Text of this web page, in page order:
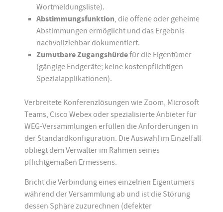
Wortmeldungsliste).
Abstimmungsfunktion , die offene oder geheime
Abstimmungen ermöglicht und das Ergebnis
nachvollziehbar dokumentiert.
Zumutbare Zugangshürdefür die Eigentümer
(gängige Endgeräte; keine kostenpflichtigen
Spezialapplikationen).
Verbreitete Konferenzlösungen wie Zoom, Microsoft
Teams, Cisco Webex oder spezialisierte Anbieter für
WEG-Versammlungen erfüllen die Anforderungen in
der Standardkonfiguration. Die Auswahl im Einzelfall
obliegt dem Verwalter im Rahmen seines
pflichtgemäßen Ermessens.
Bricht die Verbindung eines einzelnen Eigentümers
während der Versammlung ab und ist die Störung
dessen Sphäre zuzurechnen (defekter